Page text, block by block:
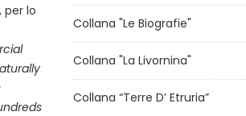
lo
Collana "Le Biografie"
Collana "La Livornina"
Collana “Terre D’ Etruria”